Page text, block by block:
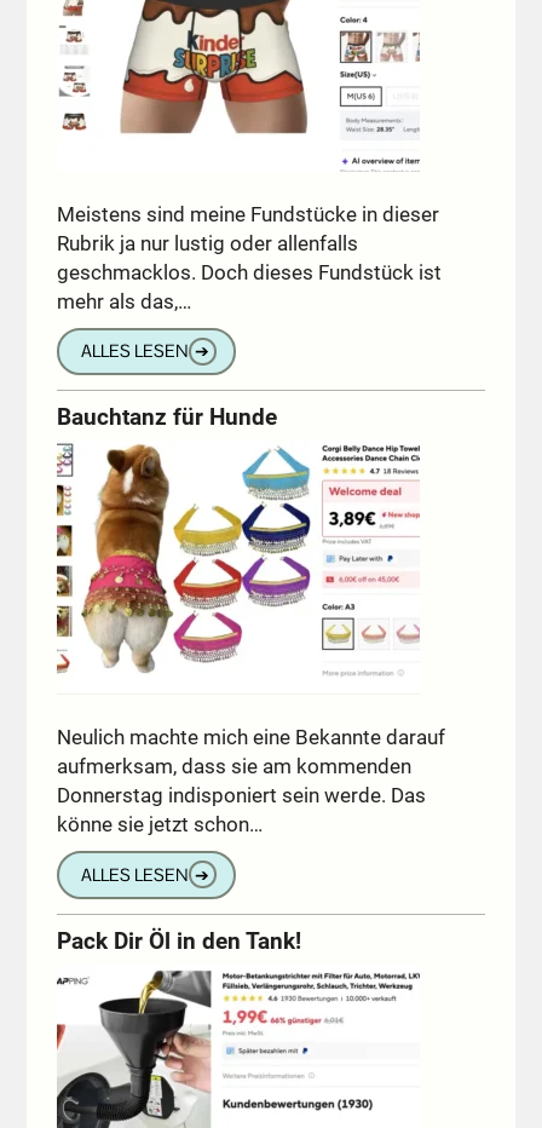
Meistens sind meine Fundstücke in dieser
Rubrik ja nur lustig oder allenfalls
geschmacklos. Doch dieses Fundstück ist
mehr als das,…
ALLES LESEN ➔
Bauchtanz für Hunde
Neulich machte mich eine Bekannte darauf
aufmerksam, dass sie am kommenden
Donnerstag indisponiert sein werde. Das
könne sie jetzt schon…
ALLES LESEN ➔
Pack Dir Öl in den Tank!